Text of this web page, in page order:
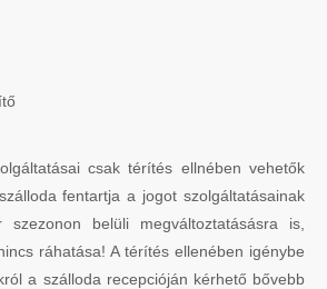
csak térítés ellnében vehetők
fentartja a jogot szolgáltatásainak
szezonon belüli megváltoztatásásra is,
ráhatása! A térítés ellenében igénybe
a szálloda recepcióján kérhető bővebb